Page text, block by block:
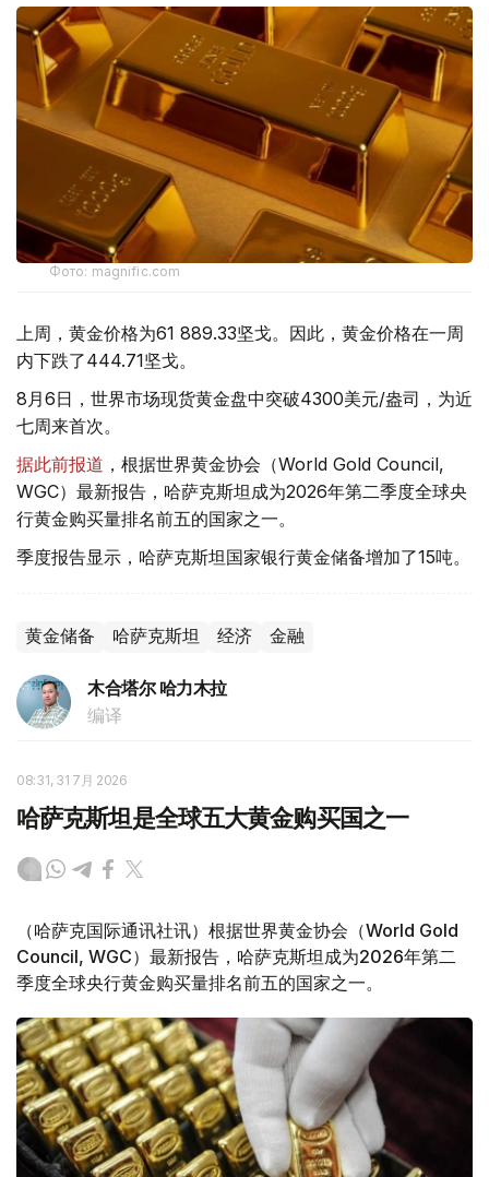
Фото: magnific.com
上周，黄金价格为61 889.33坚戈。因此，黄金价格在一周
内下跌了444.71坚戈。
8月6日，世界市场现货黄金盘中突破4300美元/盎司，为近
七周来首次。
据此前报道 ，根据世界黄金协会（World Gold Council,
WGC）最新报告，哈萨克斯坦成为2026年第二季度全球央
行黄金购买量排名前五的国家之一。
季度报告显示，哈萨克斯坦国家银行黄金储备增加了15吨。
黄金储备 哈萨克斯坦 经济 金融
木合塔尔 哈力木拉
编译
08:31, 31 7月 2026
哈萨克斯坦是全球五大黄金购买国之一
（哈萨克国际通讯社讯）根据世界黄金协会（World Gold
Council, WGC）最新报告，哈萨克斯坦成为2026年第二
季度全球央行黄金购买量排名前五的国家之一。